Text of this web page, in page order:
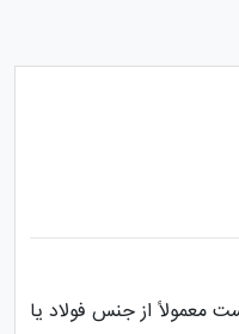
معمولاً از جنس فولاد یا